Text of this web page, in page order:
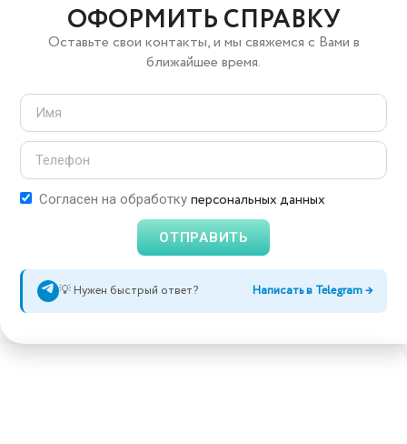
ОФОРМИТЬ СПРАВКУ
Оставьте свои контакты, и мы свяжемся с Вами в
ближайшее время.
Согласен на обработку персональных данных
ОТПРАВИТЬ
💡 Нужен быстрый ответ? Написать в Telegram →